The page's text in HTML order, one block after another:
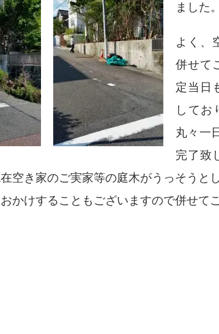
ました。
よく、
併せて
定当日
してお
丸々一
完了致
空き家のご実家等の庭木がうっそうと
かけすることもございますので併せて